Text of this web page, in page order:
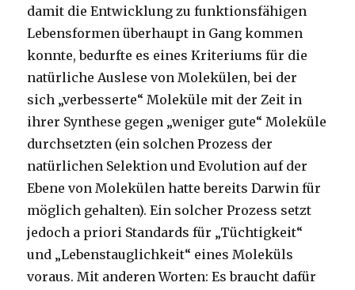
damit die Entwicklung zu funktionsfähigen
Lebensformen überhaupt in Gang kommen
konnte, bedurfte es eines Kriteriums für die
natürliche Auslese von Molekülen, bei der
sich „verbesserte“ Moleküle mit der Zeit in
ihrer Synthese gegen „weniger gute“ Moleküle
durchsetzten (ein solchen Prozess der
natürlichen Selektion und Evolution auf der
Ebene von Molekülen hatte bereits Darwin für
möglich gehalten). Ein solcher Prozess setzt
jedoch a priori Standards für „Tüchtigkeit“
und „Lebenstauglichkeit“ eines Moleküls
voraus. Mit anderen Worten: Es braucht dafür